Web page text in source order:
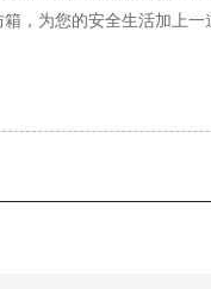
，为您的安全生活加上一